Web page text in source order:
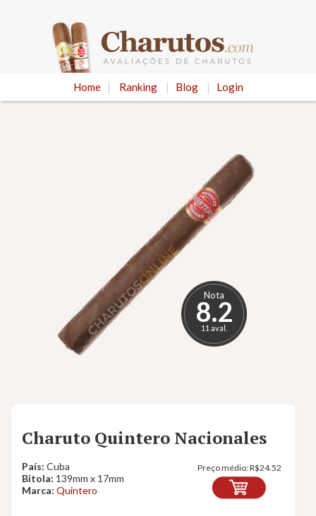
Home | Ranking | Blog | Login
Nota
8.2
11 aval.
Charuto Quintero Nacionales
País: Cuba
Bitola: 139mm x 17mm
Marca: Quintero
Preço médio:R$24.52